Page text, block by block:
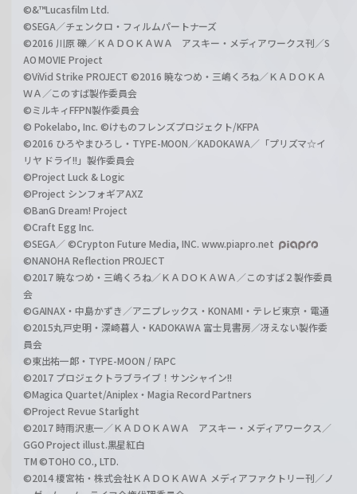
©&™Lucasfilm Ltd.
©SEGA／チェンクロ・フィルムパートナーズ
©2016 川原 礫／ＫＡＤＯＫＡＷＡ アスキー・メディアワークス刊／S
AO MOVIE Project
©ViVid Strike PROJECT ©2016 暁なつめ・三嶋くろね／ＫＡＤＯＫＡ
ＷＡ／このすば製作委員会
©ミルキィFFPN製作委員会
© Pokelabo, Inc. ©けものフレンズプロジェクト/KFPA
©2016 ひろやまひろし・TYPE-MOON／KADOKAWA／「プリズマ☆イ
リヤ ドライ!!」製作委員会
©Project Luck & Logic
©Project シンフォギアAXZ
©BanG Dream! Project
©Craft Egg Inc.
©SEGA／ ©Crypton Future Media, INC. www.piapro.net
©NANOHA Reflection PROJECT
©2017 暁なつめ・三嶋くろね／ＫＡＤＯＫＡＷＡ／このすば２製作委員
会
©GAINAX・中島かずき／アニプレックス・KONAMI・テレビ東京・電通
©2015丸戸史明・深崎暮人・KADOKAWA 富士見書房／冴えない製作委
員会
©東出祐一郎・TYPE-MOON / FAPC
©2017 プロジェクトラブライブ！サンシャイン!!
©Magica Quartet/Aniplex・Magia Record Partners
©Project Revue Starlight
©2017 時雨沢恵一／ＫＡＤＯＫＡＷＡ アスキー・メディアワークス／
GGO Project illust.黒星紅白
TM ©TOHO CO., LTD.
©2014 榎宮祐・株式会社ＫＡＤＯＫＡＷＡ メディアファクトリー刊／ノ